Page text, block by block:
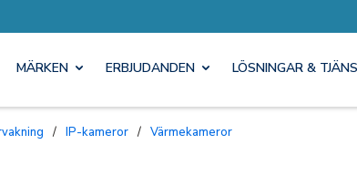
MÄRKEN ERBJUDANDEN LÖSNINGAR &
/ IP-kameror / Värmekameror